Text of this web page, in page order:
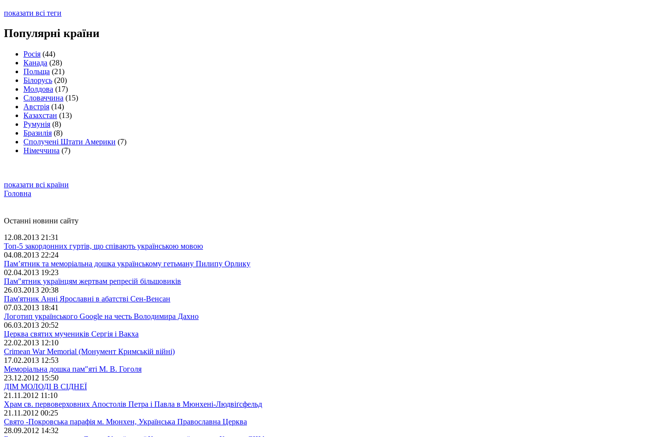
показати всі теги
Популярні країни
Росія (44)
Канада (28)
Польща (21)
Білорусь (20)
Молдова (17)
Словаччина (15)
Австрія (14)
Казахстан (13)
Румунія (8)
Бразилія (8)
Сполучені Штати Америки (7)
Німеччина (7)
показати всі країни
Головна
Останні новини сайту
12.08.2013 21:31
Топ-5 закордонних гуртів, що співають українською мовою
04.08.2013 22:24
Пам’ятник та меморіальна дошка українському гетьману Пилипу Орлику
02.04.2013 19:23
Пам"ятник українцям жертвам репресій більшовиків
26.03.2013 20:38
Пам'ятник Анні Ярославні в абатстві Сен-Венсaн
07.03.2013 18:41
Логотип українського Google на честь Володимира Дахно
06.03.2013 20:52
Церква святих мучеників Сергія і Вакха
22.02.2013 12:10
Crimean War Memorial (Монумент Кримській війні)
17.02.2013 12:53
Меморіальна дошка пам"яті М. В. Гоголя
23.12.2012 15:50
ДІМ МОЛОДІ В CІДНЕЇ
21.11.2012 11:10
Храм св. первоверховних Апостолів Петра і Павла в Мюнхенi-Людвіґсфельд
21.11.2012 00:25
Свято -Покровська парафія м. Мюнхен, Українська Православна Церква
28.09.2012 14:32